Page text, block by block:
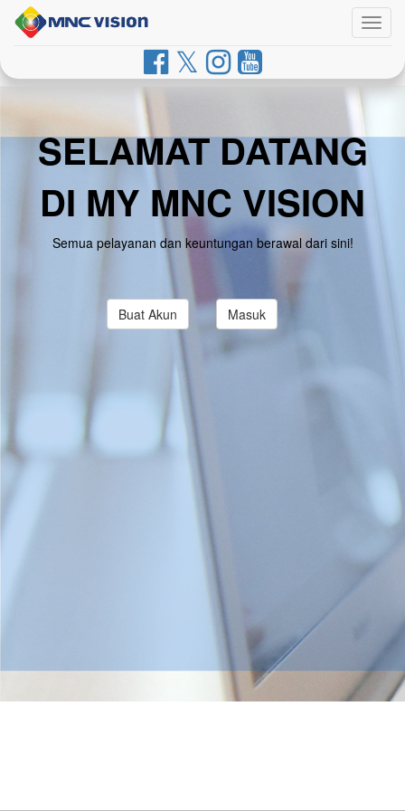
SELAMAT DATANG
DI MY MNC VISION
Semua pelayanan dan keuntungan berawal dari sini!
Buat Akun Masuk